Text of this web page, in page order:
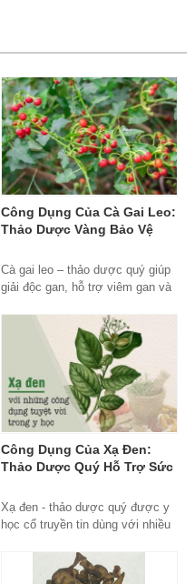
Công Dụng Của Cà Gai Leo:
Thảo Dược Vàng Bảo Vệ
Cà gai leo – thảo dược quý giúp
giải độc gan, hỗ trợ viêm gan và
cách tự nhiên.
Công Dụng Của Xạ Đen:
Thảo Dược Quý Hỗ Trợ Sức
Xạ đen - thảo dược quý được y
học cổ truyền tin dùng với nhiều
kháng và phòng bệnh hiệu quả.